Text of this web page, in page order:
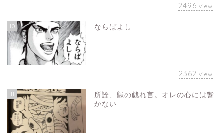
2496 view
10 ならばよし
2362 view
11
所詮、獣の戯れ言。オレの心には響
かない